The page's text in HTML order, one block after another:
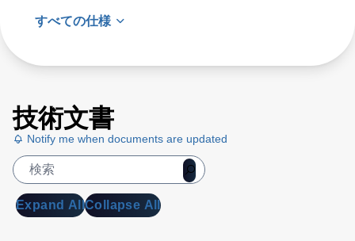
すべての仕様
技術文書
Notify me when documents are updated
Expand AllCollapse All